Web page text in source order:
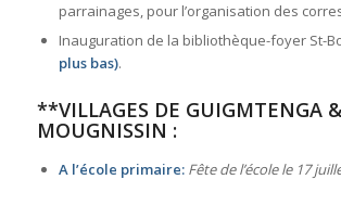
parrainages, pour l’organisation des
Inauguration de la bibliothèque-foyer St-
plus bas).
**VILLAGES DE GUIGMTENGA
MOUGNISSIN :
A l’école primaire: Fête de l’école le 17